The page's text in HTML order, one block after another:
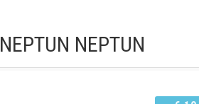
NEPTUN NEPTUN